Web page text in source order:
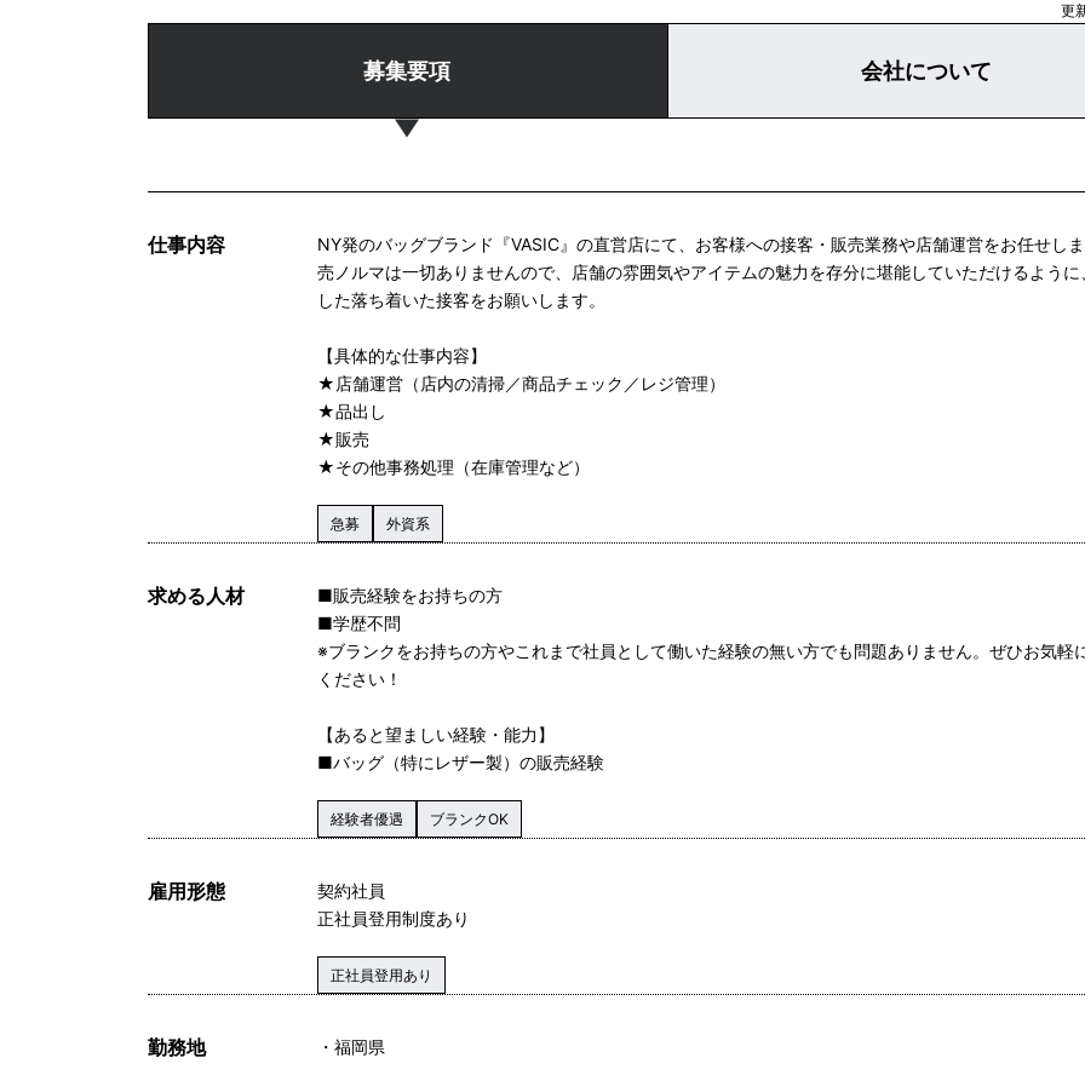
更
募集要項 会社について
仕事内容
NY発のバッグブランド『VASIC』の直営店にて、お客様への接客・販売業務や店舗運営をお任せし
売ノルマは一切ありませんので、店舗の雰囲気やアイテムの魅力を存分に堪能していただけるように
した落ち着いた接客をお願いします。
【具体的な仕事内容】
★店舗運営（店内の清掃／商品チェック／レジ管理）
★品出し
★販売
★その他事務処理（在庫管理など）
急募 外資系
求める人材
■販売経験をお持ちの方
■学歴不問
※ブランクをお持ちの方やこれまで社員として働いた経験の無い方でも問題ありません。ぜひお気軽
ください！
【あると望ましい経験・能力】
■バッグ（特にレザー製）の販売経験
経験者優遇 ブランクOK
雇用形態
契約社員
正社員登用制度あり
正社員登用あり
勤務地 福岡県